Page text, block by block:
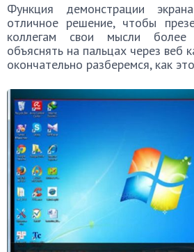
Функция демонстрации
отличное решение, чтобы
коллегам свои мысли более
объяснять на пальцах через веб
окончательно разберемся, как